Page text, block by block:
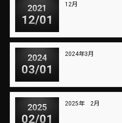
2021
12/01
12月
2024
03/01
2024年3月
2025
02/01
2025年 2月